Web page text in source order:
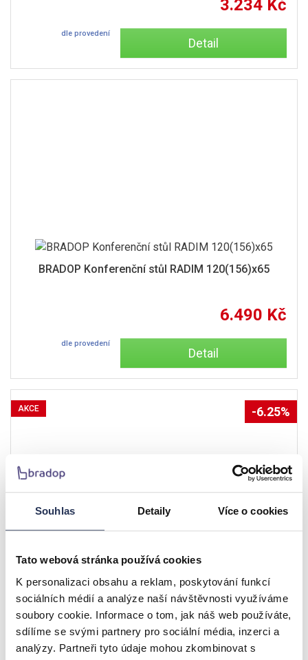
Souhlas Detaily Více o cookies
Tato webová stránka používá cookies
K personalizaci obsahu a reklam, poskytování funkcí
sociálních médií a analýze naší návštěvnosti využíváme
soubory cookie. Informace o tom, jak náš web používáte,
sdílíme se svými partnery pro sociální média, inzerci a
analýzy. Partneři tyto údaje mohou zkombinovat s
3.234 Kč
dle provedení
Detail
BRADOP Konferenční stůl RADIM 120(156)x65
6.490 Kč
dle provedení
Detail
Zvedací konferenční/jídelní stůl KLEOPATRA dub
sonoma
4.573 Kč 4.287 Kč
skladem u dodavatele
AKCE -6.25%